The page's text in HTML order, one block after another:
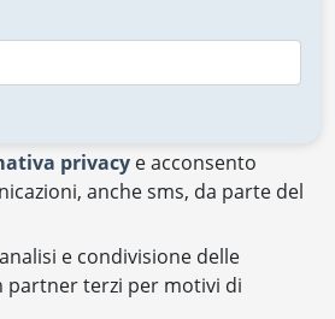
privacy e acconsento
anche sms, da parte del
e condivisione delle
partner terzi per motivi di